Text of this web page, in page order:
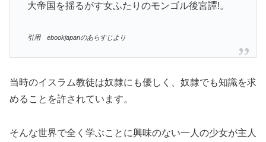
大帝国を揺るがす女ふたりのモンゴル後宮譚!。
引用 ebookjapanのあらすじより
当時のイスラム教徒は奴隷にも優しく、奴隷でも知識を求
めることを許されています。
そんな世界で全く学ぶことに興味のない一人の少女が主人